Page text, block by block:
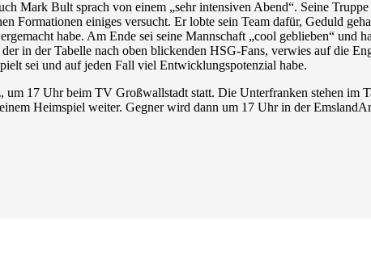
Mark Bult sprach von einem „sehr intensiven Abend“. Seine Truppe
Formationen einiges versucht. Er lobte sein Team dafür, Geduld
habe. Am Ende sei seine Mannschaft „cool geblieben“ und
in der Tabelle nach oben blickenden HSG-Fans, verwies auf die
sei und auf jeden Fall viel Entwicklungspotenzial habe.
17 Uhr beim TV Großwallstadt statt. Die Unterfranken stehen im
Heimspiel weiter. Gegner wird dann um 17 Uhr in der